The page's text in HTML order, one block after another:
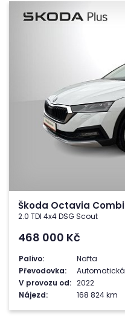
Škoda Octavia Combi
2.0 TDI 4x4 DSG Scout
468 000 Kč
Palivo:
Nafta
Převodovka:
Automatická
V provozu od: 2022
Nájezd:
168 824 km